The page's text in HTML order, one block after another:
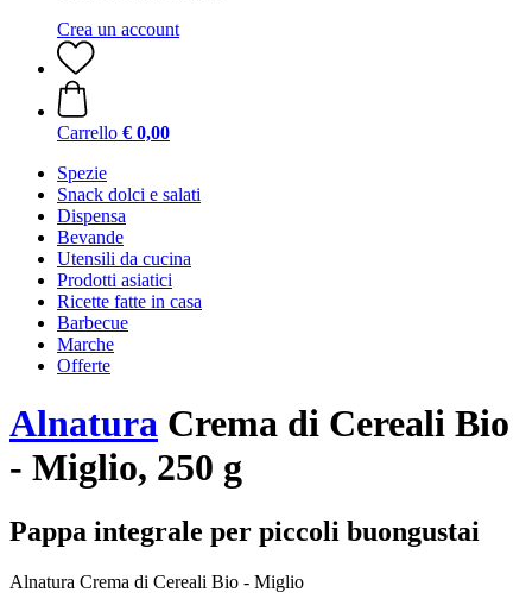
Crea un account
Carrello € 0,00
Spezie
Snack dolci e salati
Dispensa
Bevande
Utensili da cucina
Prodotti asiatici
Ricette fatte in casa
Barbecue
Marche
Offerte
Alnatura Crema di Cereali Bio
- Miglio, 250 g
Pappa integrale per piccoli buongustai
Alnatura Crema di Cereali Bio - Miglio